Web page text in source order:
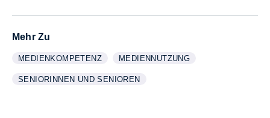
Mehr Zu
WEITERE INFORMATIONEN ZUM THEMA
MEDIENKOMPETENZ
ANZEIGEN WEITERE INFORMATIONEN ZUM
MEDIENNUTZUNG
ANZEIGEN
WEITERE INFORMATIONEN ZUM THEMA
SENIORINNEN UND SENIOREN
ANZEIGEN